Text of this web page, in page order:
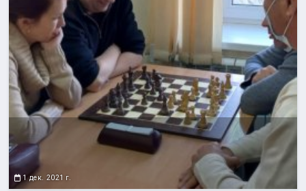
1 дек. 2021 г.